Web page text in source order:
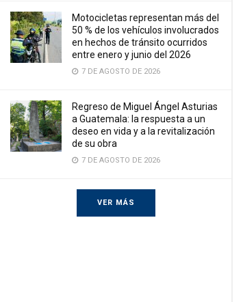
Motocicletas representan más del
50 % de los vehículos involucrados
en hechos de tránsito ocurridos
entre enero y junio del 2026
7 DE AGOSTO DE 2026
Regreso de Miguel Ángel Asturias
a Guatemala: la respuesta a un
deseo en vida y a la revitalización
de su obra
7 DE AGOSTO DE 2026
VER MÁS